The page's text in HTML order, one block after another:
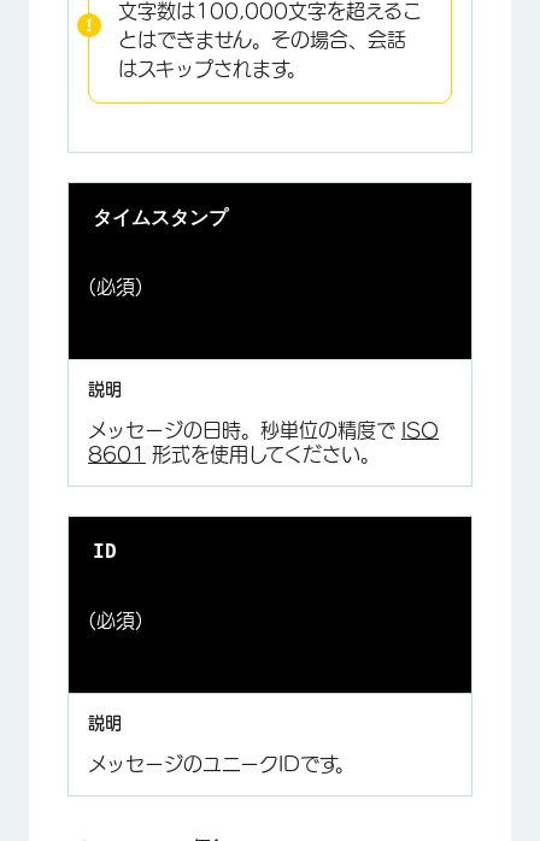
文字数は100,000文字を超えるこ
とはできません。その場合、会話
はスキップされます。
タイムスタンプ
(必須)
メッセージの日時。秒単位の精度で
ISO
8601
形式を使用してください。
ID
(必須)
メッセージのユニークIDです。